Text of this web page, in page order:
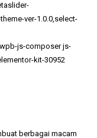
ver-1.0.0,select-
js-composer js-
kit-30952
berbagai macam